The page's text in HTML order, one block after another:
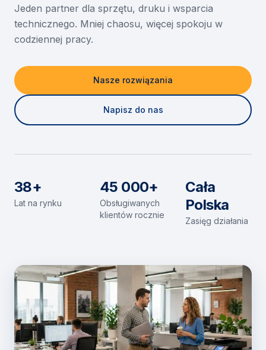
O nas
Kontakt
Jeden partner dla sprzętu, druku i wsparcia
technicznego. Mniej chaosu, więcej spokoju w
codziennej pracy.
Nasze rozwiązania
Napisz do nas
38+
Lat na rynku
45 000+
Obsługiwanych
klientów rocznie
Cała
Polska
Zasięg działania